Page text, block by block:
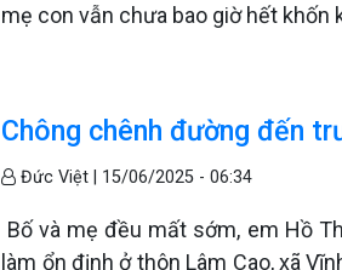
mẹ con vẫn chưa bao giờ hết khốn
Chông chênh đường đến
Đức Việt | 15/06/2025 - 06:34
Bố và mẹ đều mất sớm, em Hồ
làm ổn định ở thôn Lâm Cao, xã